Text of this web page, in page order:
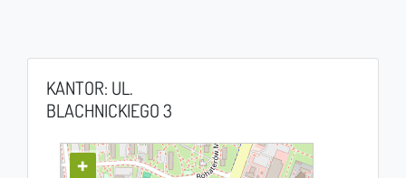
KANTOR: UL.
BLACHNICKIEGO 3
+